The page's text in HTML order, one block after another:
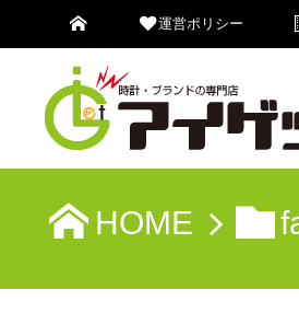
運営ポリシー
HOME